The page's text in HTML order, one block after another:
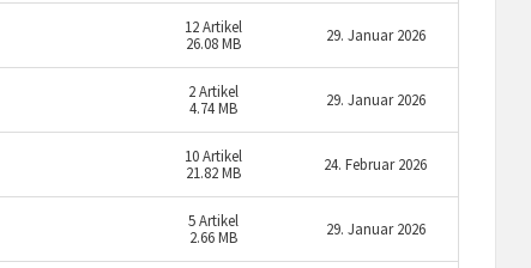
12Artikel
26.08 MB
29. Januar 2026
2Artikel
4.74 MB
29. Januar 2026
10Artikel
21.82 MB
24. Februar 2026
5Artikel
2.66 MB
29. Januar 2026